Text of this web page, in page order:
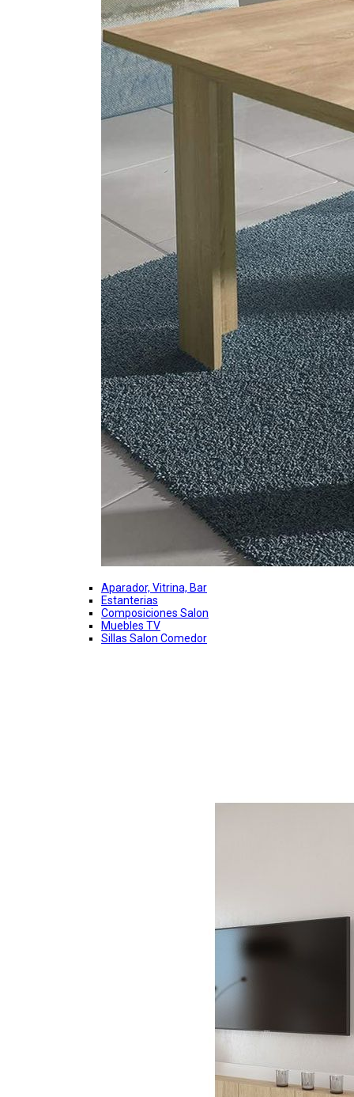
Aparador, Vitrina, Bar
Estanterias
Composiciones Salon
Muebles TV
Sillas Salon Comedor